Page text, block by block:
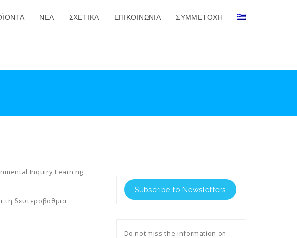
ΝΈΑ ΣΧΕΤΙΚΑ ΕΠΙΚΟΙΝΩΝΙΑ ΣΥΜΜΕΤΟΧΉ
Inquiry Learning
τη δευτεροβάθμια
Subscribe to Newsletters
Do not miss the information on